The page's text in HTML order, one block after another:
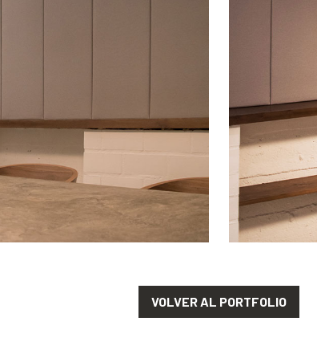
VOLVER AL PORTFOLIO